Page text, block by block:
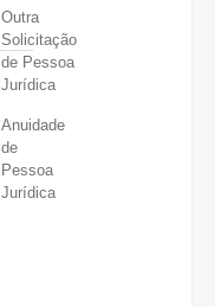
Outra
Solicitação
de Pessoa
Jurídica
Anuidade
de
Pessoa
Jurídica